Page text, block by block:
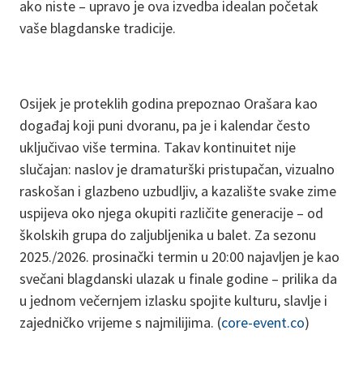
ako niste – upravo je ova izvedba idealan početak
vaše blagdanske tradicije.
Osijek je proteklih godina prepoznao Orašara kao
događaj koji puni dvoranu, pa je i kalendar često
uključivao više termina. Takav kontinuitet nije
slučajan: naslov je dramaturški pristupačan, vizualno
raskošan i glazbeno uzbudljiv, a kazalište svake zime
uspijeva oko njega okupiti različite generacije – od
školskih grupa do zaljubljenika u balet. Za sezonu
2025./2026. prosinački termin u 20:00 najavljen je kao
svečani blagdanski ulazak u finale godine – prilika da
u jednom večernjem izlasku spojite kulturu, slavlje i
zajedničko vrijeme s najmilijima. (core-event.co)